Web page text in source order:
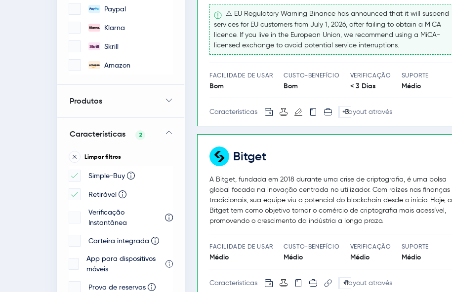
Paypal
Klarna
Skrill
Amazon
Produtos
Características 2
Limpar filtros
Simple-Buy
Retirável
Verificação
Instantânea
Carteira integrada
App para dispositivos
móveis
Prova de reservas
⚠️ EU Regulatory Warning Binance has announced that it will suspend
services for EU customers from July 1, 2026, after failing to obtain a MiCA
licence. If you live in the European Union, we recommend using a MiCA-
licensed exchange to avoid potential service interruptions.
FACILIDADE DE USAR
Bom
CUSTO-BENEFÍCIO
Bom
VERIFICAÇÃO
< 3 Dias
SUPORTE
Médio
Características +3Payout através
Bitget
A Bitget, fundada em 2018 durante uma crise de criptografia, é uma bolsa
global focada na inovação centrada no utilizador. Com raízes nas finanças
tradicionais, sua equipe viu o potencial do blockchain desde o início. Hoje, a
Bitget tem como objetivo tornar o comércio de criptografia mais acessível,
promovendo o crescimento da indústria a longo prazo.
FACILIDADE DE USAR
Médio
CUSTO-BENEFÍCIO
Médio
VERIFICAÇÃO
Médio
SUPORTE
Médio
Características +1Payout através